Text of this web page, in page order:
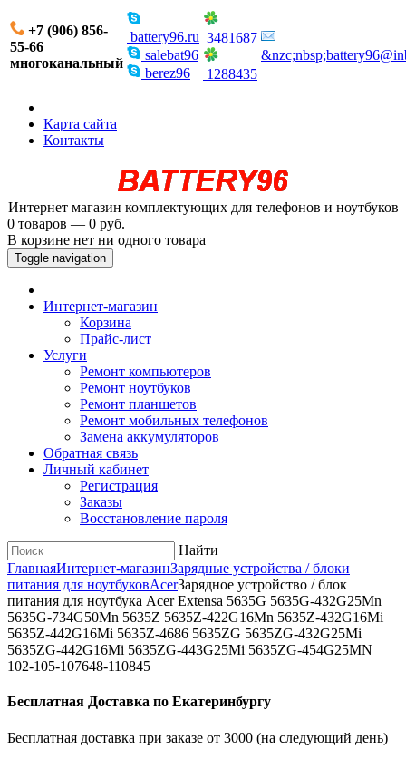
+7 (906) 856-
55-66
многоканальный
battery96.ru
salebat96
berez96
3481687
1288435
Карта сайта
Контакты
Интернет магазин комплектующих для телефонов и ноутбуков
0 товаров — 0 руб.
В корзине нет ни одного товара
Toggle navigation
Интернет-магазин
Корзина
Прайс-лист
Услуги
Ремонт компьютеров
Ремонт ноутбуков
Ремонт планшетов
Ремонт мобильных телефонов
Замена аккумуляторов
Обратная связь
Личный кабинет
Регистрация
Заказы
Восстановление пароля
Найти
ГлавнаяИнтернет-магазинЗарядные устройства / блоки
питания для ноутбуковAcerЗарядное уcтройство / блок
питания для ноутбука Acer Extensa 5635G 5635G-432G25Mn
5635G-734G50Mn 5635Z 5635Z-422G16Mn 5635Z-432G16Mi
5635Z-442G16Mi 5635Z-4686 5635ZG 5635ZG-432G25Mi
5635ZG-442G16Mi 5635ZG-443G25Mi 5635ZG-454G25MN
102-105-107648-110845
Бесплатная Доставка по Екатеринбургу
Бесплатная доставка при заказе от 3000 (на следующий день)